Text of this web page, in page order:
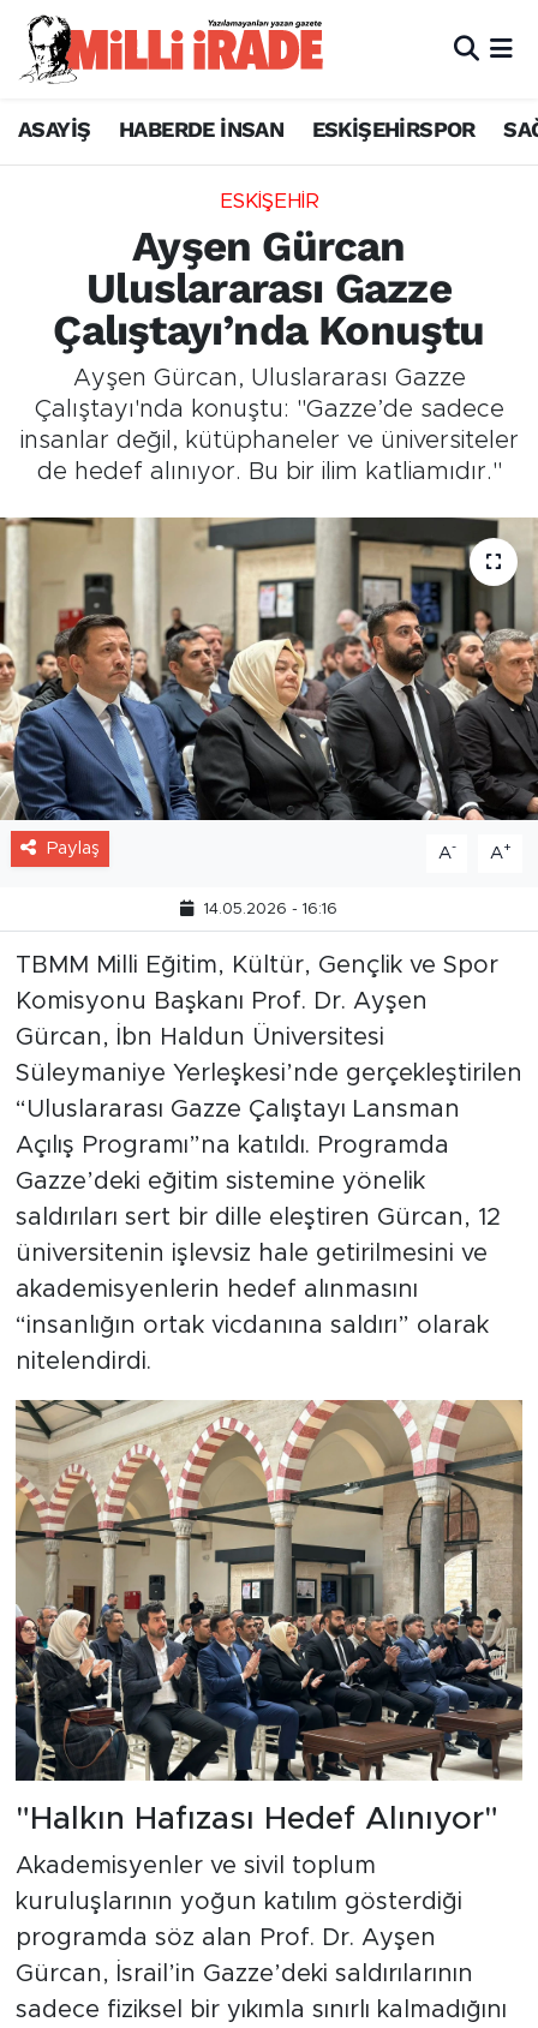
ASAYİŞ HABERDE İNSAN ESKİŞEHİRSPOR
ESKİŞEHİR
Ayşen Gürcan
Uluslararası Gazze
Çalıştayı’nda Konuştu
Ayşen Gürcan, Uluslararası Gazze
Çalıştayı'nda konuştu: "Gazze’de sadece
insanlar değil, kütüphaneler ve üniversiteler
de hedef alınıyor. Bu bir ilim katliamıdır."
Paylaş A- A+
14.05.2026 - 16:16
TBMM Milli Eğitim, Kültür, Gençlik ve Spor
Komisyonu Başkanı Prof. Dr. Ayşen
Gürcan, İbn Haldun Üniversitesi
Süleymaniye Yerleşkesi’nde gerçekleştirilen
“Uluslararası Gazze Çalıştayı Lansman
Açılış Programı”na katıldı. Programda
Gazze’deki eğitim sistemine yönelik
saldırıları sert bir dille eleştiren Gürcan, 12
üniversitenin işlevsiz hale getirilmesini ve
akademisyenlerin hedef alınmasını
“insanlığın ortak vicdanına saldırı” olarak
nitelendirdi.
"Halkın Hafızası Hedef Alınıyor"
Akademisyenler ve sivil toplum
kuruluşlarının yoğun katılım gösterdiği
programda söz alan Prof. Dr. Ayşen
Gürcan, İsrail’in Gazze’deki saldırılarının
sadece fiziksel bir yıkımla sınırlı kalmadığını